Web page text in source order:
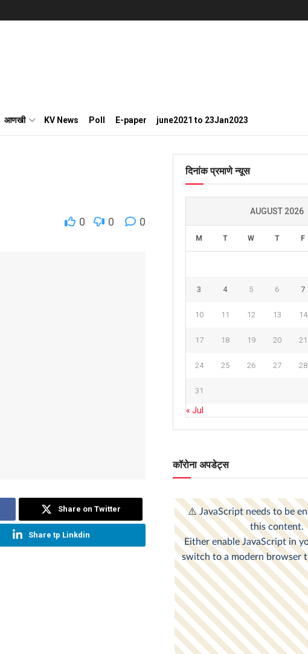
आणखी KV News Poll E-paper june2021 to 23Jan2023
0 0 0
Share on Twitter
Share tp Linkdin
दिनांक प्रमाणे न्यूस
AUGUST 2026
M T W T F
3 4 5 6 7
10 11 12 13 14
17 18 19 20 21
24 25 26 27 28
31
« Jul
कॉरोना अपडेट्स